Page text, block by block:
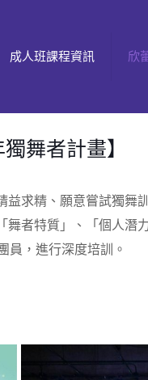
成人班課程資訊 欣
舞者計畫】
求精、願意嘗試獨舞
者特質」、「個人潛
員，進行深度培訓。